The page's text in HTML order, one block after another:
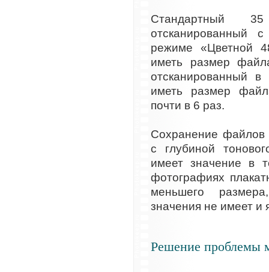
Стандартный
режиме «Цветной
иметь размер
отсканированный
иметь размер
почти в 6 раз.
Сохранение файлов
с глубиной
имеет значение в
фотографиях
меньшего
значения не имеет и
Решение проблемы